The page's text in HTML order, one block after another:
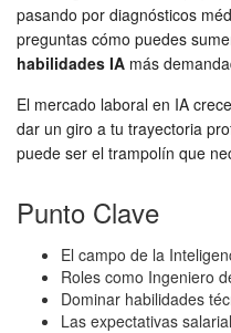
pasando por diagnósticos
preguntas cómo puedes
habilidades IA más
El mercado laboral en IA
dar un giro a tu trayectoria
puede ser el trampolín que
Punto Clave
El campo de la
Roles como Ingeniero
Dominar habilidades
Las expectativas